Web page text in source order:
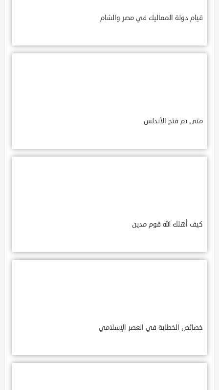
قيام دولة المماليك في مصر والشام
متى تم فتح الأندلس
كيف أهلك الله قوم مدين
خصائص الخطابة في العصر الإسلامي